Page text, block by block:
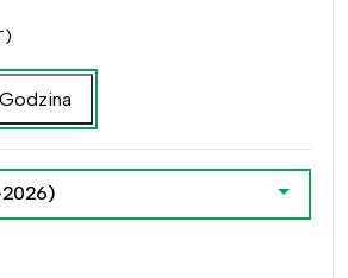
Godzina